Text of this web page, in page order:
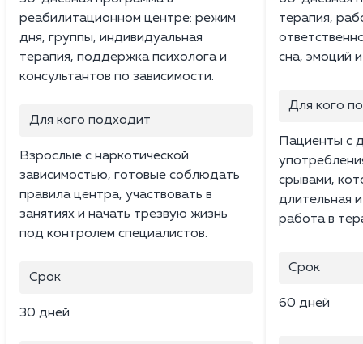
реабилитационном центре: режим
дня, группы, индивидуальная
терапия, поддержка психолога и
консультантов по зависимости.
Для кого подходит
Взрослые с наркотической
зависимостью, готовые соблюдать
правила центра, участвовать в
занятиях и начать трезвую жизнь
под контролем специалистов.
Срок
30 дней
терапия,
сна, эмоций
Для кого
Пациенты с
срывами,
длительная
работа в
Срок
60 дней